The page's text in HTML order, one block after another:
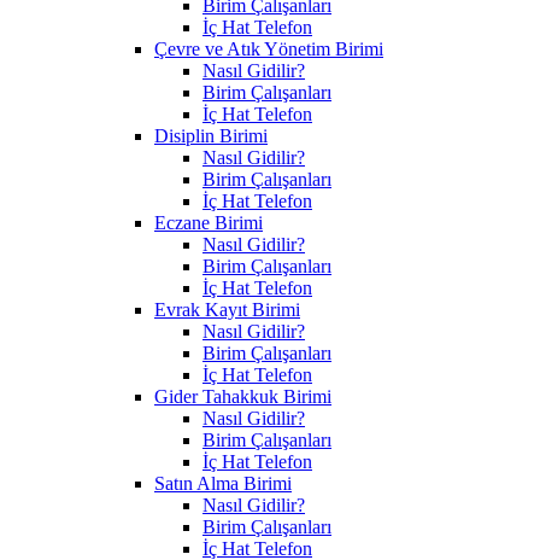
Birim Çalışanları
İç Hat Telefon
Çevre ve Atık Yönetim Birimi
Nasıl Gidilir?
Birim Çalışanları
İç Hat Telefon
Disiplin Birimi
Nasıl Gidilir?
Birim Çalışanları
İç Hat Telefon
Eczane Birimi
Nasıl Gidilir?
Birim Çalışanları
İç Hat Telefon
Evrak Kayıt Birimi
Nasıl Gidilir?
Birim Çalışanları
İç Hat Telefon
Gider Tahakkuk Birimi
Nasıl Gidilir?
Birim Çalışanları
İç Hat Telefon
Satın Alma Birimi
Nasıl Gidilir?
Birim Çalışanları
İç Hat Telefon